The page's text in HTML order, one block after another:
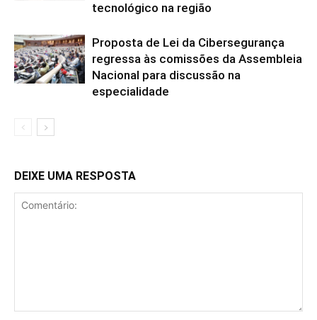
tecnológico na região
Proposta de Lei da Cibersegurança
regressa às comissões da Assembleia
Nacional para discussão na
especialidade
DEIXE UMA RESPOSTA